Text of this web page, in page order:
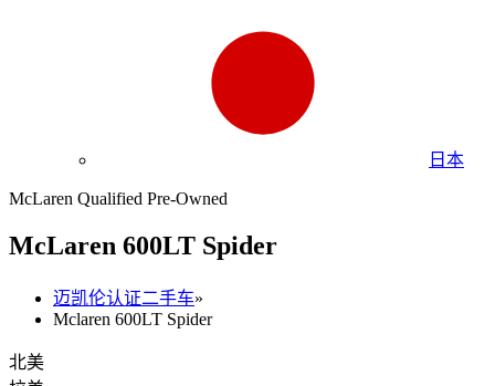
日本
McLaren Qualified Pre-Owned
McLaren 600LT Spider
迈凯伦认证二手车»
Mclaren 600LT Spider
北美